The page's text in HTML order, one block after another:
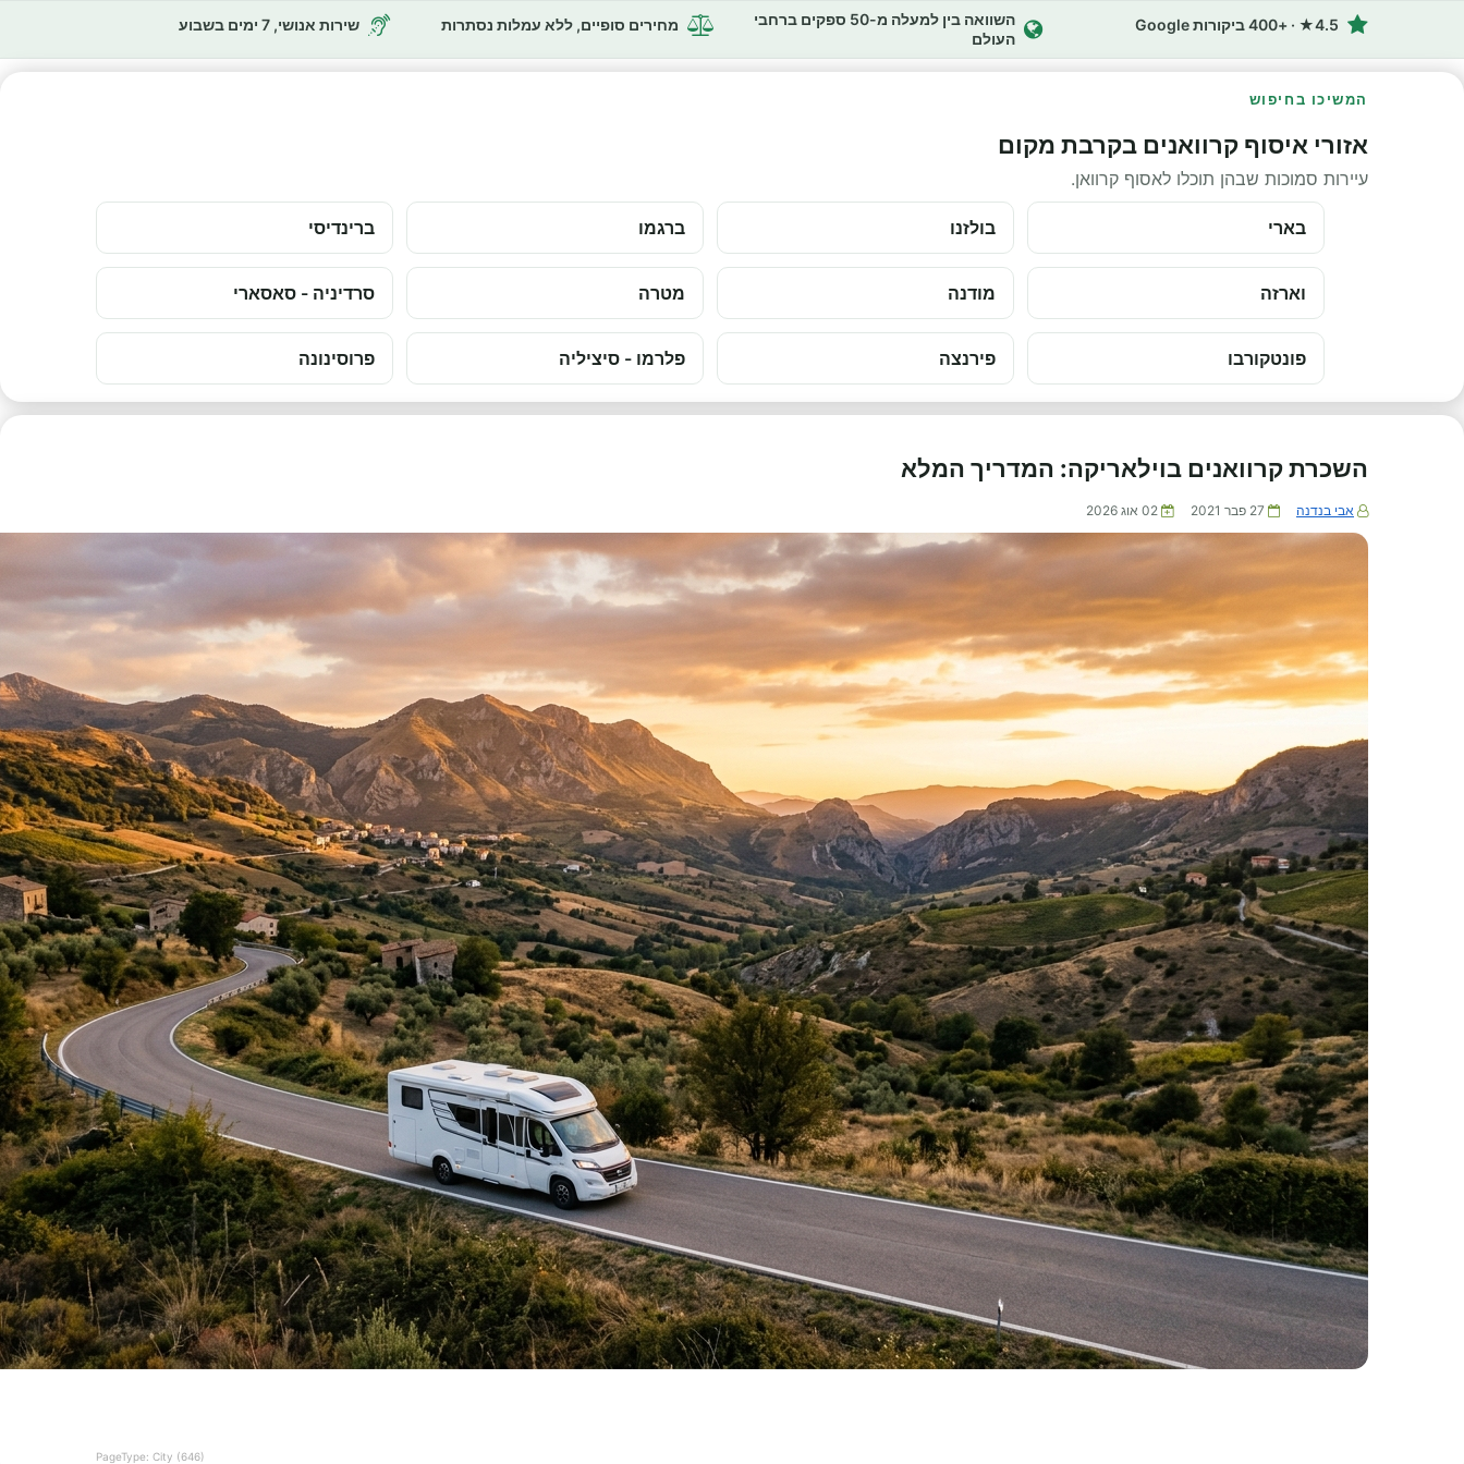
4.5★ · +400 ביקורות Google
השוואה בין למעלה מ-50 ספקים ברחבי
העולם
מחירים סופיים, ללא עמלות נסתרות שירות אנושי, 7 ימים בשבוע
המשיכו בחיפוש
אזורי איסוף קרוואנים בקרבת מקום
עיירות סמוכות שבהן תוכלו לאסוף קרוואן.
בארי בולזנו ברגמו ברינדיסי
וארזה מודנה מטרה סרדיניה - סאסארי
פונטקורבו פירנצה פלרמו - סיציליה פרוסינונה
השכרת קרוואנים בוילאריקה: המדריך המלא
אבי בנדנה 27 פבר 2021 02 אוג 2026
PageType: City (646)